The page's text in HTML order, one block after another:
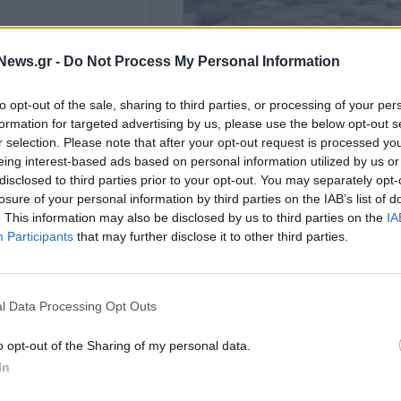
- Do Not Process My Personal Information
opt-out of the sale, sharing to third parties, or processing of your
for targeted advertising by us, please use the below opt-out
selection. Please note that after your opt-out request is processed
interest-based ads based on personal information utilized by us
to third parties prior to your opt-out. You may separately
of your personal information by third parties on the IAB’s list of
This information may also be disclosed by us to third parties on the
Participants that may further disclose it to other third parties.
Data Processing Opt Outs
opt-out of the Sharing of my personal data.
και
πτήσεις για τα ελληνικά νησιά
28/11/2023 - 11:12
πλοίων, στη
νότια της